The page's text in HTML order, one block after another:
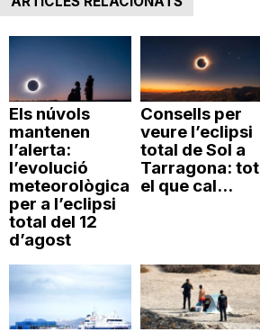
a
Els núvols
mantenen
l’alerta:
l’evolució
meteorològica
per a l’eclipsi
total del 12
d’agost
Consells per
veure l’eclipsi
total de Sol a
Tarragona: tot
el que cal...